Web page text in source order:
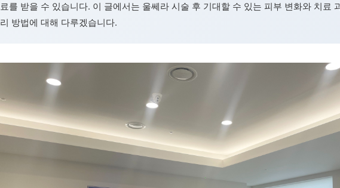
료를 받을 수 있습니다. 이 글에서는 울쎄라 시술 후 기대할 수 있는 피부 변화와 치료
리 방법에 대해 다루겠습니다.